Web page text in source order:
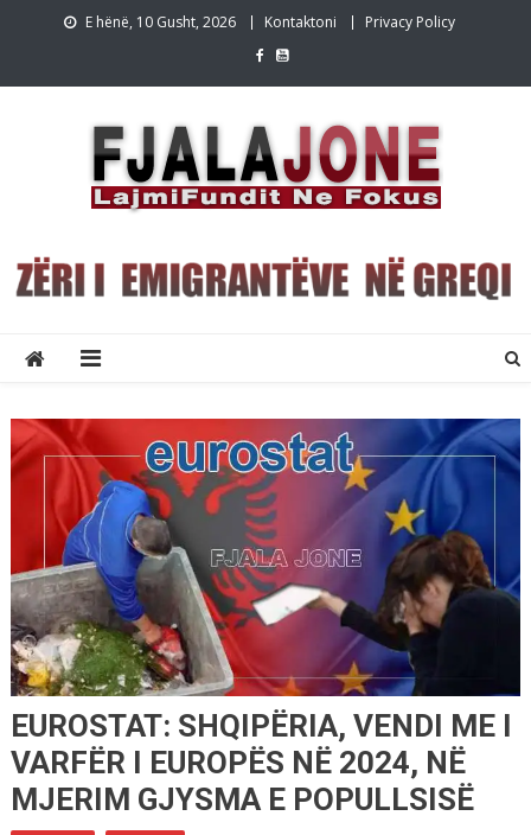
E hënë, 10 Gusht, 2026 Kontaktoni Privacy Policy
EUROSTAT: SHQIPËRIA, VENDI ME I
VARFËR I EUROPËS NË 2024, NË
MJERIM GJYSMA E POPULLSISË